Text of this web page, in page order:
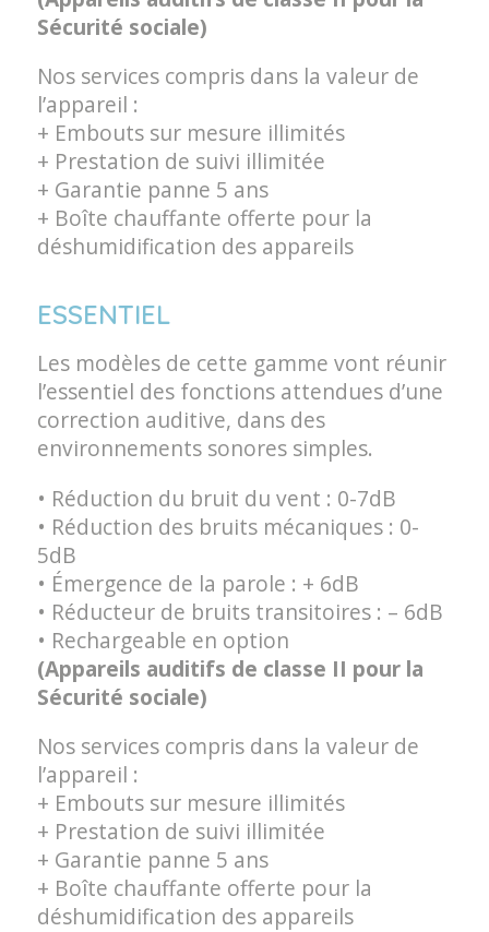
Sécurité sociale)
Nos services compris dans la valeur de
l’appareil :
+ Embouts sur mesure illimités
+ Prestation de suivi illimitée
+ Garantie panne 5 ans
+ Boîte chauffante offerte pour la
déshumidification des appareils
ESSENTIEL
Les modèles de cette gamme vont réunir
l’essentiel des fonctions attendues d’une
correction auditive, dans des
environnements sonores simples.
• Réduction du bruit du vent : 0-7dB
• Réduction des bruits mécaniques : 0-
5dB
• Émergence de la parole : + 6dB
• Réducteur de bruits transitoires : – 6dB
• Rechargeable en option
(Appareils auditifs de classe II pour la
Sécurité sociale)
Nos services compris dans la valeur de
l’appareil :
+ Embouts sur mesure illimités
+ Prestation de suivi illimitée
+ Garantie panne 5 ans
+ Boîte chauffante offerte pour la
déshumidification des appareils